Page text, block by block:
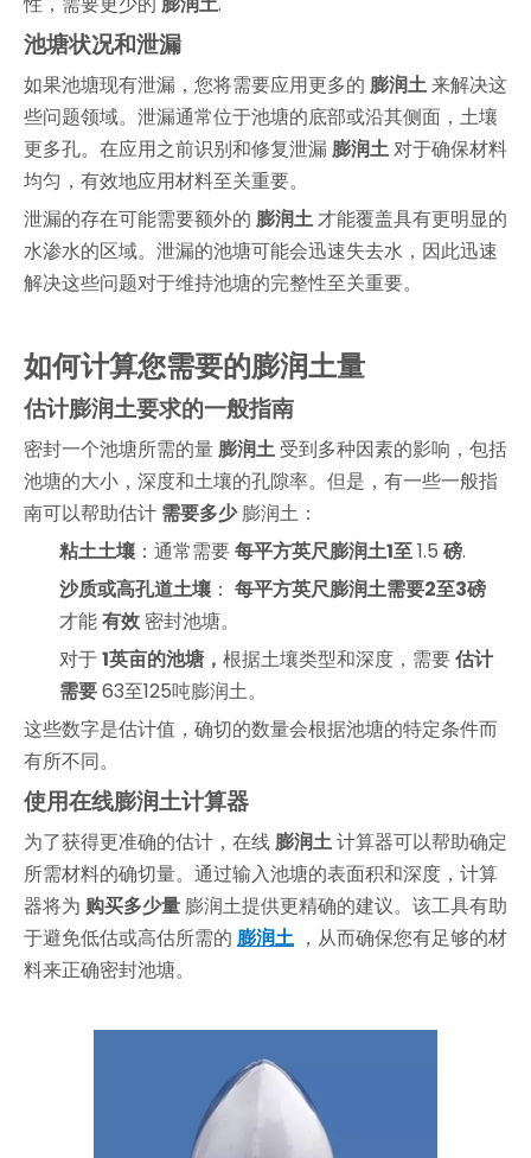
池塘状况和泄漏
如果池塘现有泄漏，您将需要应用更多的 膨润土来解决这
些问题领域。泄漏通常位于池塘的底部或沿其侧面，土壤
更多孔。在应用之前识别和修复泄漏 膨润土对于确保材料
均匀，有效地应用材料至关重要。
泄漏的存在可能需要额外的 膨润土才能覆盖具有更明显的
水渗水的区域。泄漏的池塘可能会迅速失去水，因此迅速
解决这些问题对于维持池塘的完整性至关重要。
如何计算您需要的膨润土量
估计膨润土要求的一般指南
密封一个池塘所需的量膨润土 受到多种因素的影响，包括
池塘的大小，深度和土壤的孔隙率。但是，有一些一般指
南可以帮助估计 需要多少膨润土：
粘土土壤 ：通常需要每平方英尺膨润土1至1.5 磅.
沙质或高孔道土壤 ： 每平方英尺膨润土需要2至3磅
才能有效密封池塘。
对于1英亩的池塘， 根据土壤类型和深度，需要估计
需要63至125吨膨润土。
这些数字是估计值，确切的数量会根据池塘的特定条件而
有所不同。
使用在线膨润土计算器
为了获得更准确的估计，在线膨润土计算器可以帮助确定
所需材料的确切量。通过输入池塘的表面积和深度，计算
器将为 购买多少量膨润土提供更精确的建议。该工具有助
于避免低估或高估所需的 膨润土 ，从而确保您有足够的材
料来正确密封池塘。